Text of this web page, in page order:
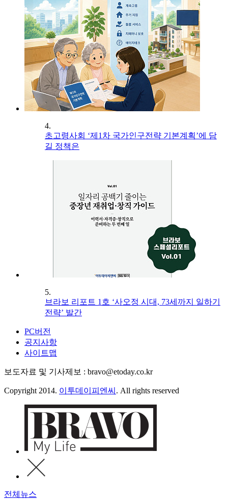
4.
초고령사회 ‘제1차 국가인구전략 기본계획’에 담
길 정책은
5.
브라보 리포트 1호 ‘사오정 시대, 73세까지 일하기
전략’ 발간
PC버전
공지사항
사이트맵
보도자료 및 기사제보 : bravo@etoday.co.kr
Copyright 2014. 이투데이피엔씨 . All rights reserved
전체뉴스